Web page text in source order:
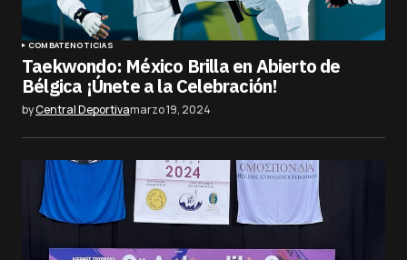
COMBATENOTICIAS
Taekwondo: México Brilla en Abierto de
Bélgica ¡Únete a la Celebración!
byCentral Deportivamarzo 19, 2024